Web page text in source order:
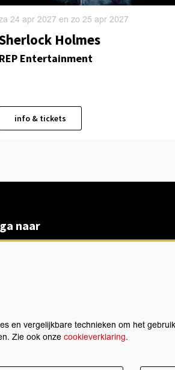
Holmes
REP Entertainment
24 apr 2027enzo 25 apr 2027
info & tickets
ga naar
cookieverklaring
algemene voorwaarden
contact
en vergelijkbare technieken om het
Zie ook onze cookieverklaring.